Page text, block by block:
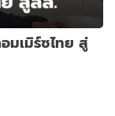
มเมิร์ซไทย สู่